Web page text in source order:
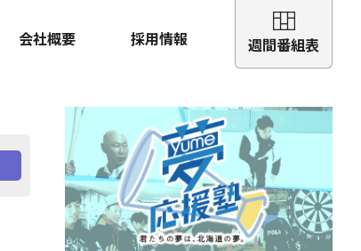
会社概要 採用情報 週間番組表